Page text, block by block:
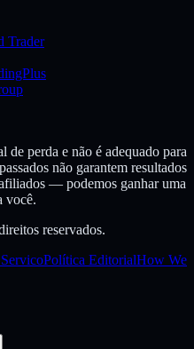
Trader
perda e não é adequado para
não garantem resultados
— podemos ganhar uma
você.
reservados.
Política EditorialHow We